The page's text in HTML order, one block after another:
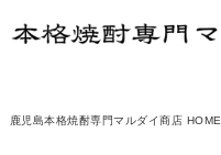
鹿児島本格焼酎専門マルダイ商店 HOME